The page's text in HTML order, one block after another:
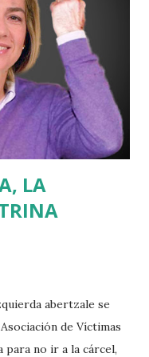
LA
abertzale se
de Víctimas
no ir a la cárcel,